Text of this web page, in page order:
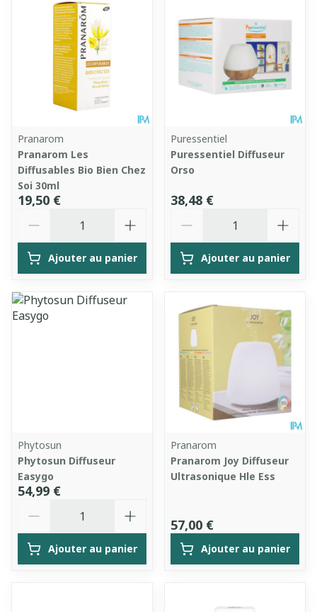
Pranarom
Pranarom Les
Diffusables Bio Bien Chez
Soi 30ml
19,50 €
Ajouter au panier
Puressentiel
Puressentiel Diffuseur
Orso
38,48 €
Ajouter au panier
Phytosun
Phytosun Diffuseur
Easygo
54,99 €
Ajouter au panier
Pranarom
Pranarom Joy Diffuseur
Ultrasonique Hle Ess
57,00 €
Ajouter au panier